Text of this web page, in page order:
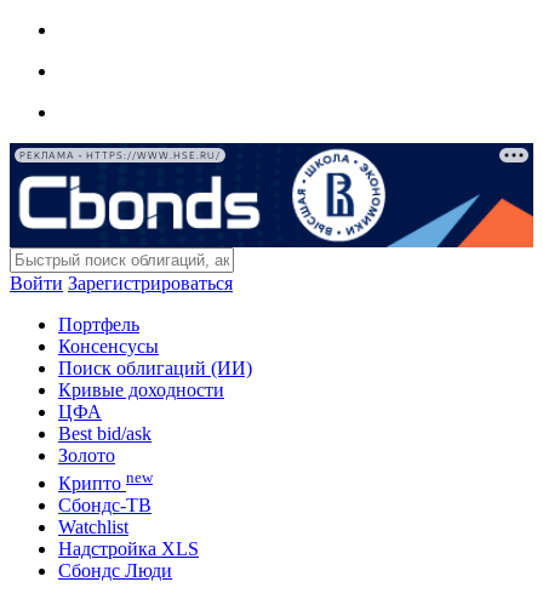
РЕКЛАМА • HTTPS://WWW.HSE.RU/
Войти Зарегистрироваться
Портфель
Консенсусы
Поиск облигаций (ИИ)
Кривые доходности
ЦФА
Best bid/ask
Золото
Крипто new
Сбондс-ТВ
Watchlist
Надстройка XLS
Сбондс Люди